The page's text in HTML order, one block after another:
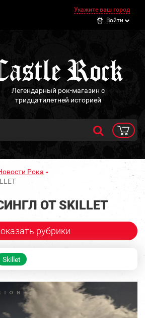
Укажите ваш город
Войти
Легендарный рок-магазин с
тридцатилетней историей
Рока
ОТ SKILLET
рубрики
Skillet